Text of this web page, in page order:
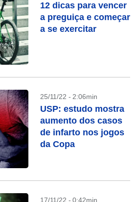
12 dicas para vencer
a preguiça e começar
a se exercitar
25/11/22 - 2:06min
USP: estudo mostra
aumento dos casos
de infarto nos jogos
da Copa
17/11/22 - 0:42min